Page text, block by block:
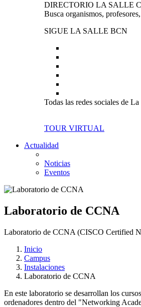
DIRECTORIO LA SALLE
Busca organismos,
SIGUE LA SALLE BCN
Todas las redes sociales de
TOUR VIRTUAL
Actualidad
Noticias
Eventos
Laboratorio de CCNA
Laboratorio de CCNA (CISCO Certified
Inicio
Campus
Instalaciones
Laboratorio de CCNA
En este laboratorio se desarrollan los
ordenadores dentro del "Networking